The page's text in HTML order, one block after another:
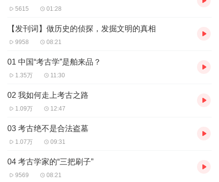
5615 01:28
【发刊词】做历史的侦探，发掘文明的真相
9958 08:21
01 中国“考古学”是舶来品？
1.35万 11:30
02 我如何走上考古之路
1.09万 12:47
03 考古绝不是合法盗墓
1.07万 09:31
04 考古学家的“三把刷子”
9569 08:21